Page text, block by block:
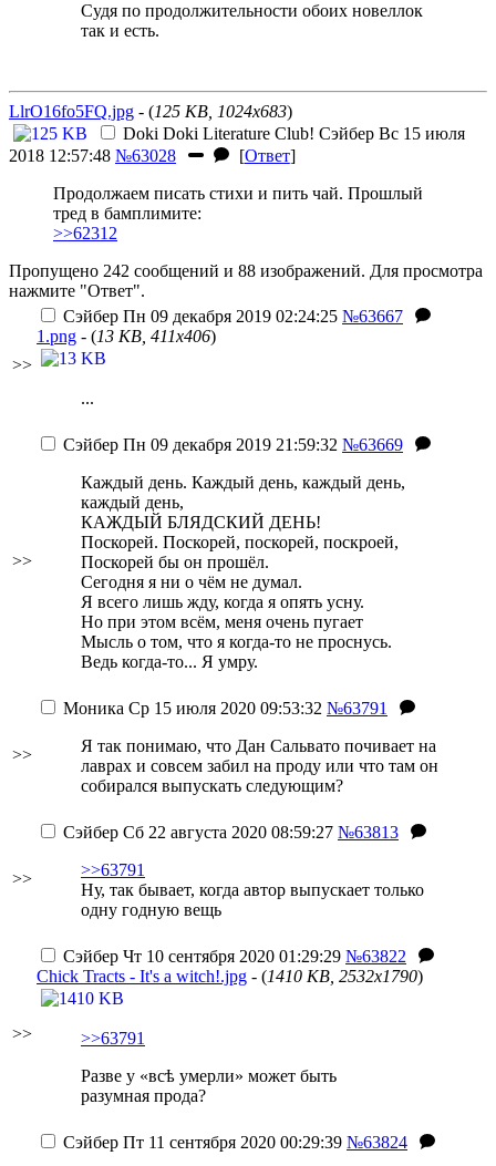
Судя по продолжительности обоих новеллок
так и есть.
LlrO16fo5FQ.jpg - (125 KB, 1024x683)
Doki Doki Literature Club! Сэйбер Вс 15 июля
2018 12:57:48 №63028 [Ответ]
Продолжаем писать стихи и пить чай. Прошлый
тред в бамплимите:
>>62312
Пропущено 242 сообщений и 88 изображений. Для просмотра
нажмите "Ответ".
>>
Сэйбер Пн 09 декабря 2019 02:24:25 №63667
1.png - (13 KB, 411x406)
...
>>
Сэйбер Пн 09 декабря 2019 21:59:32 №63669
Каждый день. Каждый день, каждый день,
каждый день,
КАЖДЫЙ БЛЯДСКИЙ ДЕНЬ!
Поскорей. Поскорей, поскорей, поскроей,
Поскорей бы он прошёл.
Сегодня я ни о чём не думал.
Я всего лишь жду, когда я опять усну.
Но при этом всём, меня очень пугает
Мысль о том, что я когда-то не проснусь.
Ведь когда-то... Я умру.
>>
Моника Ср 15 июля 2020 09:53:32 №63791
Я так понимаю, что Дан Сальвато почивает на
лаврах и совсем забил на проду или что там он
собирался выпускать следующим?
>>
Сэйбер Сб 22 августа 2020 08:59:27 №63813
>>63791
Ну, так бывает, когда автор выпускает только
одну годную вещь
>>
Сэйбер Чт 10 сентября 2020 01:29:29 №63822
Chick Tracts - It's a witch!.jpg - (1410 KB, 2532x1790)
>>63791
Разве у «всѣ умерли» может быть
разумная прода?
Сэйбер Пт 11 сентября 2020 00:29:39 №63824